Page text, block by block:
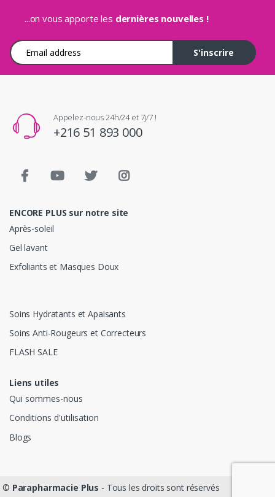
...on vous apporte les dernières nouvelles !
Adresse e-mail
S'inscrire
Appelez-nous 24h/24 et 7j/7 !
+216 51 893 000
ENCORE PLUS sur notre site
Après-soleil
Gel lavant
Exfoliants et Masques Doux
Soins Hydratants et Apaisants
Soins Anti-Rougeurs et Correcteurs
FLASH SALE
Liens utiles
Qui sommes-nous
Conditions d'utilisation
Blogs
© Parapharmacie Plus - Tous les droits sont réservés